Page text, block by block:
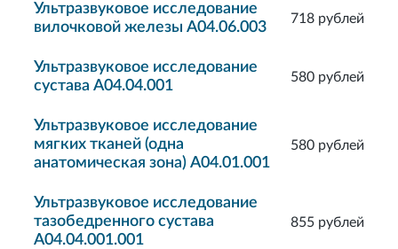
Ультразвуковое исследование
вилочковой железы A04.06.003
718 рублей
Ультразвуковое исследование
сустава A04.04.001
580 рублей
Ультразвуковое исследование
мягких тканей (одна
анатомическая зона) A04.01.001
580 рублей
Ультразвуковое исследование
тазобедренного сустава
A04.04.001.001
855 рублей